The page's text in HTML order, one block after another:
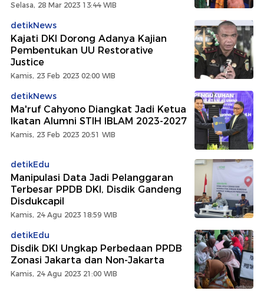
Selasa, 28 Mar 2023 13:44 WIB
detikNews
Kajati DKI Dorong Adanya Kajian
Pembentukan UU Restorative
Justice
Kamis, 23 Feb 2023 02:00 WIB
detikNews
Ma'ruf Cahyono Diangkat Jadi Ketua
Ikatan Alumni STIH IBLAM 2023-2027
Kamis, 23 Feb 2023 20:51 WIB
detikEdu
Manipulasi Data Jadi Pelanggaran
Terbesar PPDB DKI, Disdik Gandeng
Disdukcapil
Kamis, 24 Agu 2023 18:59 WIB
detikEdu
Disdik DKI Ungkap Perbedaan PPDB
Zonasi Jakarta dan Non-Jakarta
Kamis, 24 Agu 2023 21:00 WIB